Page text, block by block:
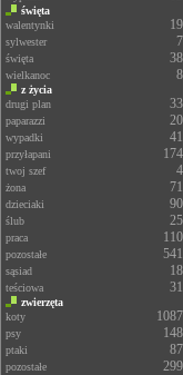
święta
walentynki
19
sylwester 7
święta 38
wielkanoc 8
z życia
drugi plan
33
paparazzi 20
wypadki 41
przyłapani 174
twoj szef 4
żona 71
dzieciaki 90
ślub 25
praca 110
pozostałe 541
sąsiad 18
teściowa 31
zwierzęta
koty
1087
psy 148
ptaki 87
pozostałe 299